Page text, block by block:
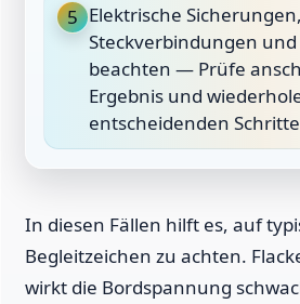
5 Elektrische Sicherungen,
Steckverbindungen
beachten — Prüfe
Ergebnis und
entscheidenden
In diesen Fällen hilft es, auf
Begleitzeichen zu achten.
wirkt die Bordspannung